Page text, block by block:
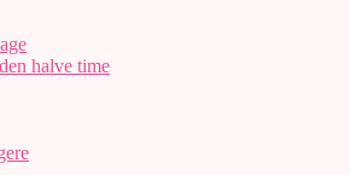
halve time